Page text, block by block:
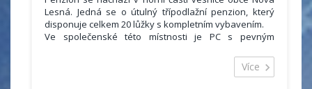
Lesná. Jedná se o útulný třípodlažní penzion, který
disponuje celkem 20 lůžky s kompletním vybavením.
Ve společenské této místnosti je PC s pevným
zdarma během celého pobytu. Pro ty kteří mají
notebook + wifi kartu je zde také Internet zdarma.
Více